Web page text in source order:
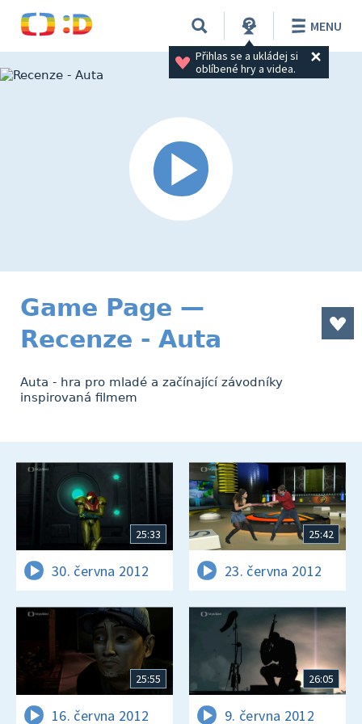
Přihlas se a ukládej si
oblíbené hry a videa.
MENU
Game Page —
Recenze - Auta
Auta - hra pro mladé a začínající závodníky
inspirovaná filmem
25:33
30. června 2012
25:42
23. června 2012
25:55
16. června 2012
26:05
9. června 2012